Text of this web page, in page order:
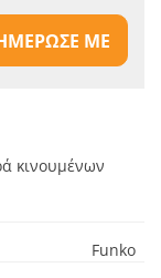
ΜΕ
κινουμένων
Funko